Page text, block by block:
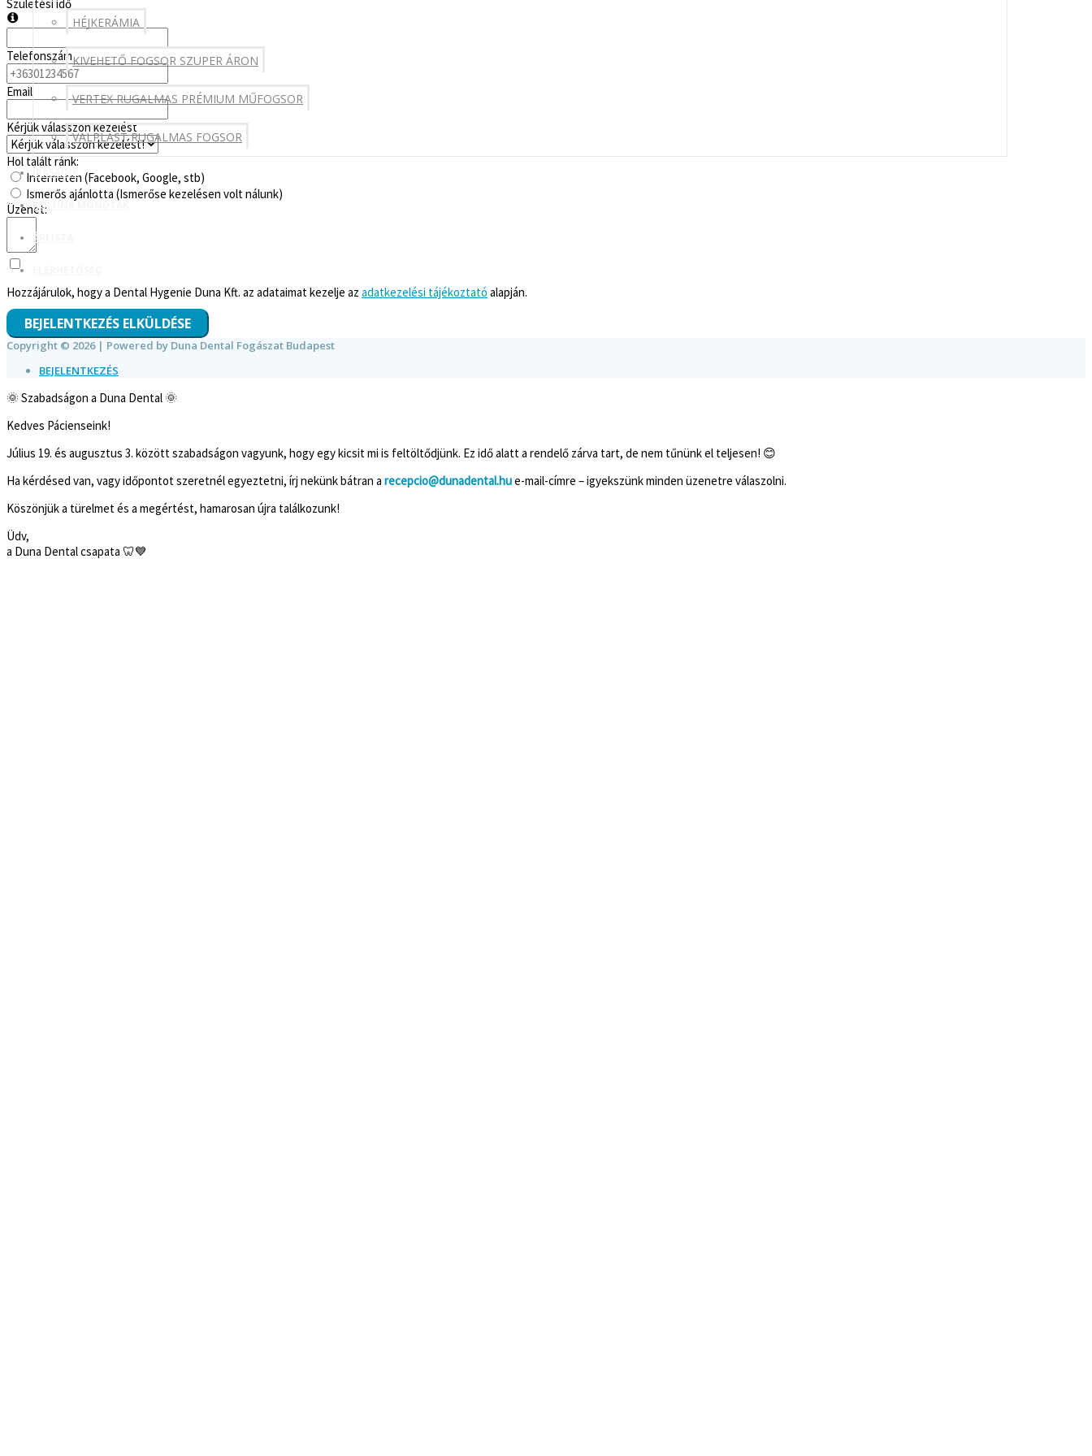
HÉJKERÁMIA
KIVEHETŐ FOGSOR SZUPER ÁRON
VERTEX RUGALMAS PRÉMIUM MŰFOGSOR
VALPLAST RUGALMAS FOGSOR
ÍRÁSAINK
RÓLUNK MONDTÁK
ÁRLISTA
Születési idő
Telefonszám
Email
Kérjük válasszon kezelést
Hol talált ránk:
Interneten (Facebook, Google, stb)
Ismerős ajánlotta (Ismerőse kezelésen volt nálunk)
Üzenet:
Hozzájárulok, hogy a Dental Hygenie Duna Kft. az adataimat kezelje az adatkezelési tájékoztató alapján.
BEJELENTKEZÉS ELKÜLDÉSE
Copyright © 2026 | Powered by Duna Dental Fogászat Budapest
BEJELENTKEZÉS
🌞 Szabadságon a Duna Dental 🌞
Kedves Pácienseink!
Július 19. és augusztus 3. között szabadságon vagyunk, hogy egy kicsit mi is feltöltődjünk. Ez idő alatt a rendelő zárva tart, de nem tűnünk el teljesen! 😊
Ha kérdésed van, vagy időpontot szeretnél egyeztetni, írj nekünk bátran a recepcio@dunadental.hue-mail-címre – igyekszünk minden üzenetre válaszolni.
Köszönjük a türelmet és a megértést, hamarosan újra találkozunk!
Üdv,
a Duna Dental csapata 🦷💙